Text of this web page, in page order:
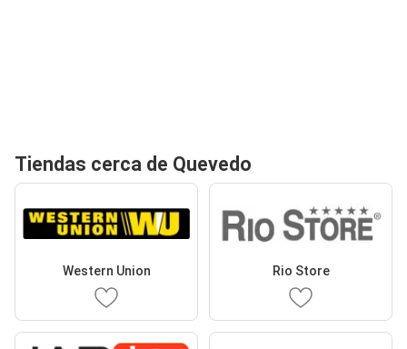
Tiendas cerca de Quevedo
Western Union Rio Store